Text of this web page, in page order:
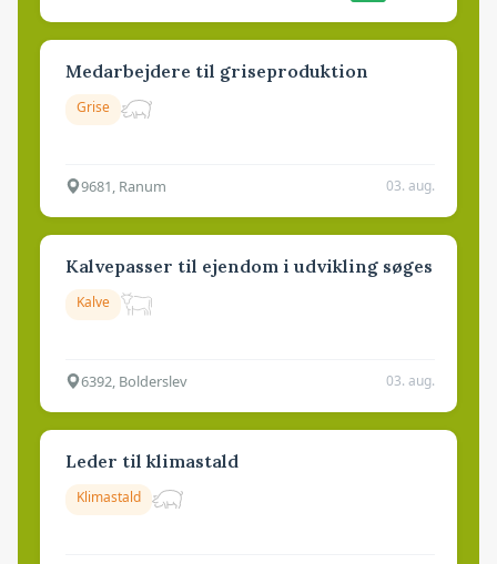
Medarbejdere til griseproduktion
Grise
9681, Ranum 03. aug.
Kalvepasser til ejendom i udvikling søges
Kalve
6392, Bolderslev 03. aug.
Leder til klimastald
Klimastald